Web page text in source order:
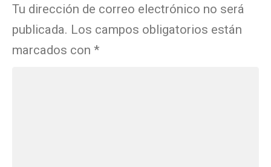
Tu dirección de correo electrónico no será
publicada. Los campos obligatorios están
marcados con *